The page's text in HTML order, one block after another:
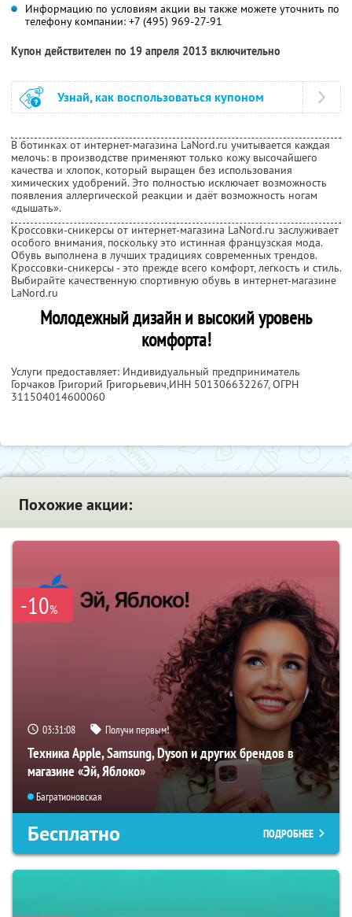
Информацию по условиям акции вы также можете уточнить по
телефону компании: +7 (495) 969-27-91
Купон действителен по 19 апреля 2013 включительно
Узнай, как воспользоваться купоном
В ботинках от интернет-магазина LaNord.ru учитывается каждая
мелочь: в производстве применяют только кожу высочайшего
качества и хлопок, который выращен без использования
химических удобрений. Это полностью исключает возможность
появления аллергической реакции и даёт возможность ногам
«дышать».
Кроссовки-сникерсы от интернет-магазина LaNord.ru заслуживает
особого внимания, поскольку это истинная французская мода.
Обувь выполнена в лучших традициях современных трендов.
Кроссовки-сникерсы - это прежде всего комфорт, легкость и стиль.
Выбирайте качественную спортивную обувь в интернет-магазине
LaNord.ru
Молодежный дизайн и высокий уровень
комфорта!
Услуги предоставляет: Индивидуальный предприниматель
Горчаков Григорий Григорьевич,ИНН 501306632267, ОГРН
311504014600060
Похожие акции:
-10%
03:31:08 Получи первым!
Техника Apple, Samsung, Dyson и других брендов в
магазине «Эй, Яблоко»
Багратионовская
Бесплатно ПОДРОБНЕЕ